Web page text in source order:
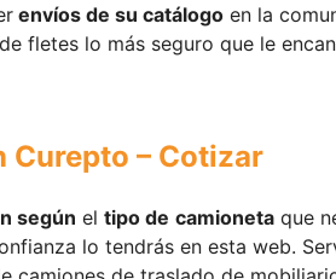
envíos de su catálogo en la
fletes lo más seguro que le
Curepto – Cotizar
según el tipo de camioneta que
lo tendrás en esta web.